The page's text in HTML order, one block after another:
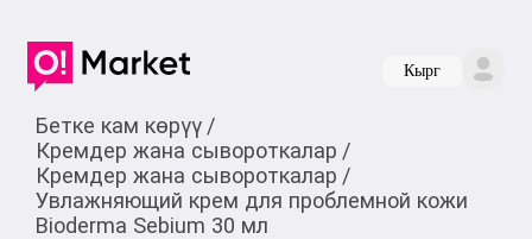
Кырг
Бетке кам көрүү /
Кремдер жана сывороткалар /
Кремдер жана сывороткалар /
Увлажняющий крем для проблемной кожи
Bioderma Sebium 30 мл